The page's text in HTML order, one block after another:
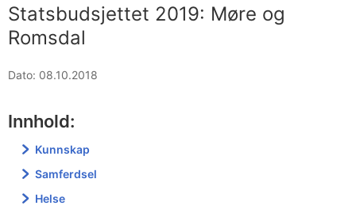
Statsbudsjettet 2019: Møre og
Romsdal
Dato: 08.10.2018
Innhold:
Kunnskap
Samferdsel
Helse